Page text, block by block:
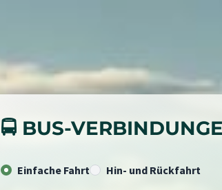
🚍 BUS-
Einfache Fahrt Hin- und Rückfahrt